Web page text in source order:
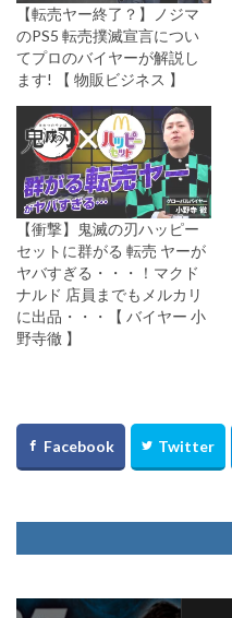
【転売ヤー終了？】ノジマ
のPS5 転売撲滅宣言につい
てプロのバイヤーが解説し
ます! 【 物販ビジネス 】
【衝撃】鬼滅の刃ハッピー
セットに群がる 転売 ヤーが
ヤバすぎる・・・！マクド
ナルド 店員までもメルカリ
に出品・・・【 バイヤー 小
野寺徹 】